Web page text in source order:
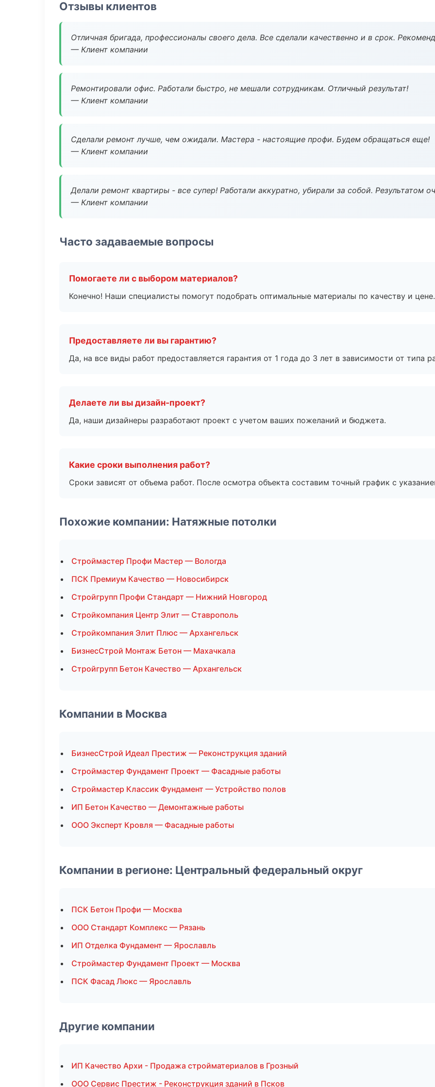
Отзывы клиентов
Отличная бригада, профессионалы своего дела. Все сделали качественно и в срок.
— Клиент компании
Ремонтировали офис. Работали быстро, не мешали сотрудникам. Отличный результат!
— Клиент компании
Сделали ремонт лучше, чем ожидали. Мастера - настоящие профи. Будем обращаться еще!
— Клиент компании
Делали ремонт квартиры - все супер! Работали аккуратно, убирали за собой. Результатом
— Клиент компании
Часто задаваемые вопросы
Помогаете ли с выбором материалов?
Конечно! Наши специалисты помогут подобрать оптимальные материалы по качеству и цене.
Предоставляете ли вы гарантию?
Да, на все виды работ предоставляется гарантия от 1 года до 3 лет в зависимости от типа
Делаете ли вы дизайн-проект?
Да, наши дизайнеры разработают проект с учетом ваших пожеланий и бюджета.
Какие сроки выполнения работ?
Сроки зависят от объема работ. После осмотра объекта составим точный график с
Похожие компании: Натяжные потолки
Строймастер Профи Мастер — Вологда
ПСК Премиум Качество — Новосибирск
Стройгрупп Профи Стандарт — Нижний Новгород
Стройкомпания Центр Элит — Ставрополь
Стройкомпания Элит Плюс — Архангельск
БизнесСтрой Монтаж Бетон — Махачкала
Стройгрупп Бетон Качество — Архангельск
Компании в Москва
БизнесСтрой Идеал Престиж — Реконструкция зданий
Строймастер Фундамент Проект — Фасадные работы
Строймастер Классик Фундамент — Устройство полов
ИП Бетон Качество — Демонтажные работы
ООО Эксперт Кровля — Фасадные работы
Компании в регионе: Центральный федеральный округ
ПСК Бетон Профи — Москва
ООО Стандарт Комплекс — Рязань
ИП Отделка Фундамент — Ярославль
Строймастер Фундамент Проект — Москва
ПСК Фасад Люкс — Ярославль
Другие компании
ИП Качество Архи - Продажа стройматериалов в Грозный
ООО Сервис Престиж - Реконструкция зданий в Псков